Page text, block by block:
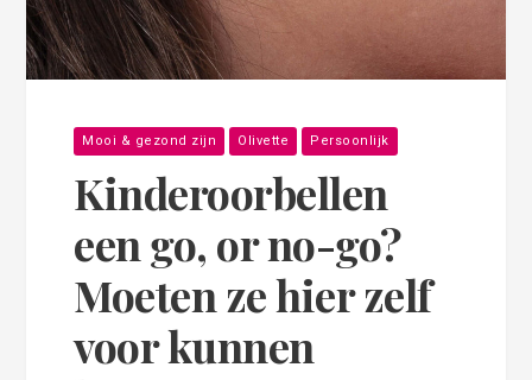
Mooi & gezond zijn Olivette Persoonlijk
Kinderoorbellen
een go, or no-go?
Moeten ze hier zelf
voor kunnen